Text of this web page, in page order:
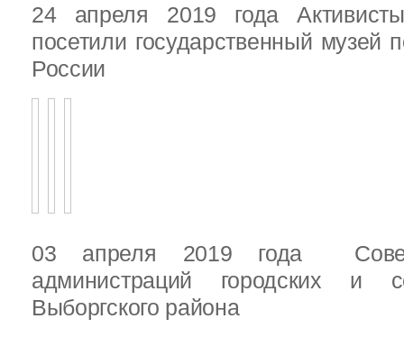
24 апреля 2019 года
посетили государственный музей
России
03 апреля 2019 года
администраций городских и
Выборгского района